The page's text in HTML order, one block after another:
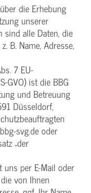
die Erhebung
unserer
sind alle Daten, die
B. Name, Adresse,
7 EU-
GVO) ist die BBG
und Betreuung
Düsseldorf,
svg.de oder
„der
per E-Mail oder
von Ihnen